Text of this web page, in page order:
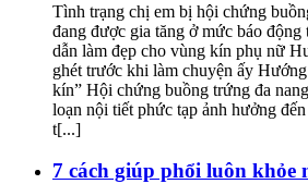
Tình trạng chị em bị hội chứng
đang được gia tăng ở mức báo
dẫn làm đẹp cho vùng kín phụ nữ
ghét trước khi làm chuyện ấy
kín” Hội chứng buồng trứng đa
loạn nội tiết phức tạp ảnh hưởng
t[...]
7 cách giúp phổi luôn khỏe